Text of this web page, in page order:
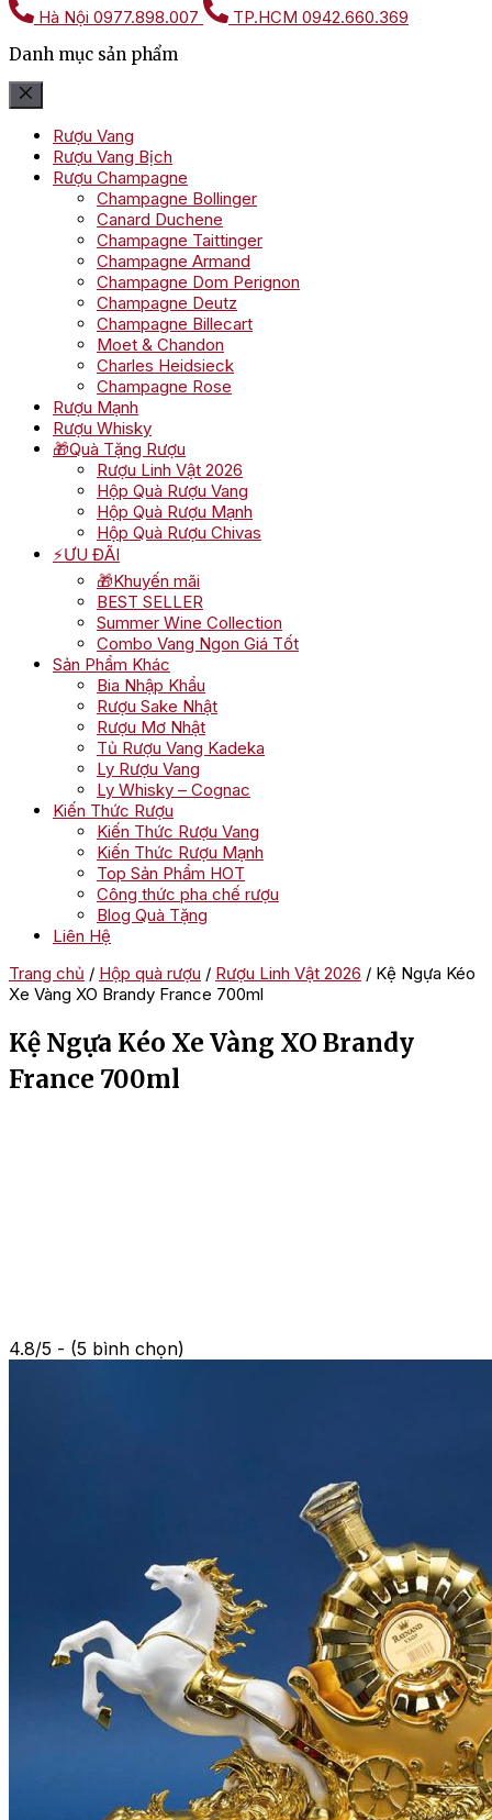
Hà Nội 0977.898.007 TP.HCM 0942.660.369
Danh mục sản phẩm
Rượu Vang
Rượu Vang Bịch
Rượu Champagne
Champagne Bollinger
Canard Duchene
Champagne Taittinger
Champagne Armand
Champagne Dom Perignon
Champagne Deutz
Champagne Billecart
Moet & Chandon
Charles Heidsieck
Champagne Rose
Rượu Mạnh
Rượu Whisky
🎁Quà Tặng Rượu
Rượu Linh Vật 2026
Hộp Quà Rượu Vang
Hộp Quà Rượu Mạnh
Hộp Quà Rượu Chivas
⚡ƯU ĐÃI
🎁Khuyến mãi
BEST SELLER
Summer Wine Collection
Combo Vang Ngon Giá Tốt
Sản Phẩm Khác
Bia Nhập Khẩu
Rượu Sake Nhật
Rượu Mơ Nhật
Tủ Rượu Vang Kadeka
Ly Rượu Vang
Ly Whisky – Cognac
Kiến Thức Rượu
Kiến Thức Rượu Vang
Kiến Thức Rượu Mạnh
Top Sản Phẩm HOT
Công thức pha chế rượu
Blog Quà Tặng
Liên Hệ
Trang chủ / Hộp quà rượu / Rượu Linh Vật 2026 / Kệ Ngựa Kéo
Xe Vàng XO Brandy France 700ml
Kệ Ngựa Kéo Xe Vàng XO Brandy
France 700ml
4.8/5 - (5 bình chọn)